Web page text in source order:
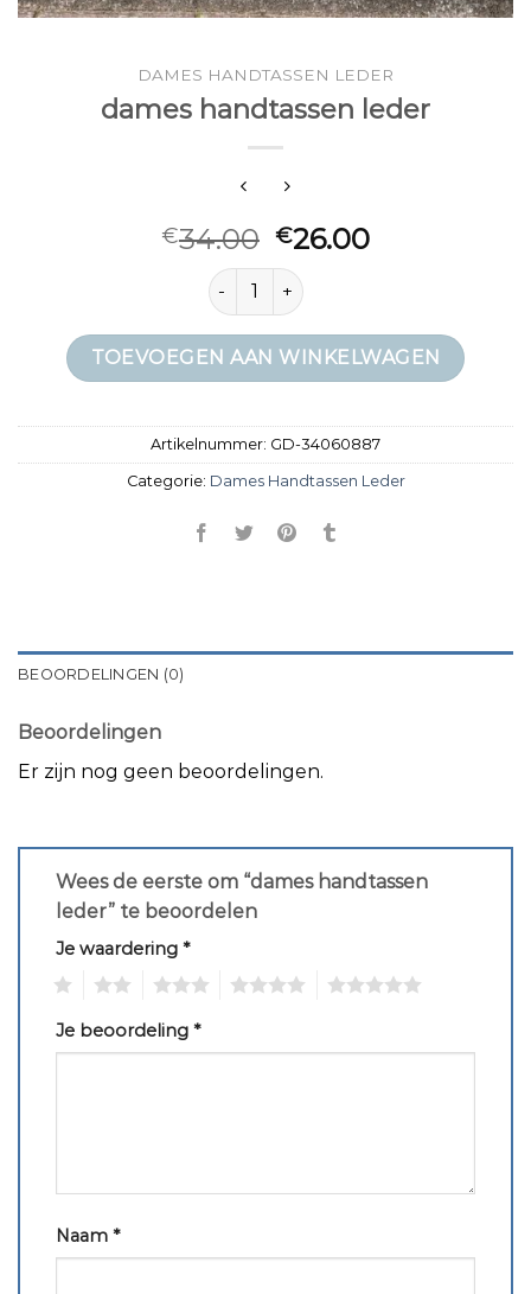
DAMES HANDTASSEN LEDER
dames handtassen leder
€34.00 €26.00
dames handtassen leder aantal
TOEVOEGEN AAN WINKELWAGEN
Artikelnummer: GD-34060887
Categorie: Dames Handtassen Leder
BEOORDELINGEN (0)
Beoordelingen
Er zijn nog geen beoordelingen.
Wees de eerste om “dames handtassen
leder” te beoordelen
Je waardering *
Je beoordeling *
Naam *